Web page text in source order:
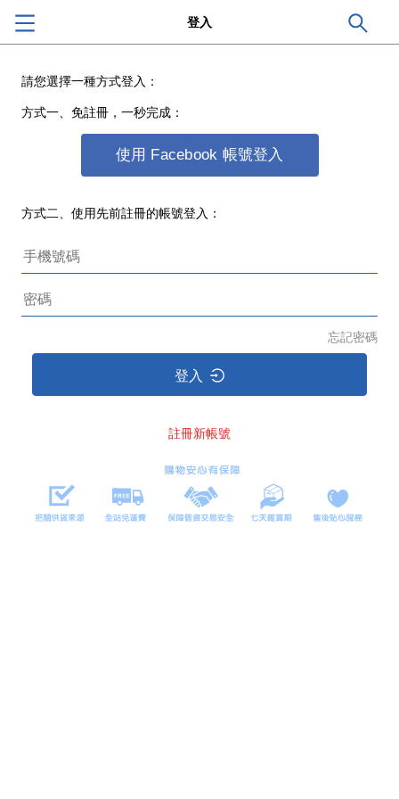
登入
請您選擇一種方式登入：
方式一、免註冊，一秒完成：
使用 Facebook 帳號登入
方式二、使用先前註冊的帳號登入：
忘記密碼
登入
註冊新帳號